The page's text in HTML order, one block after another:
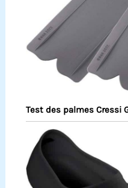
Test des palmes Cressi